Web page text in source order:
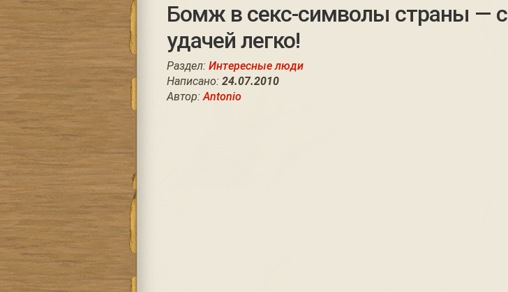
Бомж в секс-символы страны — с
удачей легко!
Раздел: Интересные люди
Написано: 24.07.2010
Автор:Antonio